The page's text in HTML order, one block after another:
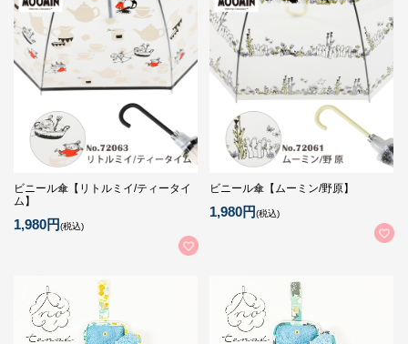
ビニール傘【リトルミイ/ティータイ
ム】
1,980円(税込)
ビニール傘【ムーミン/野原】
1,980円(税込)